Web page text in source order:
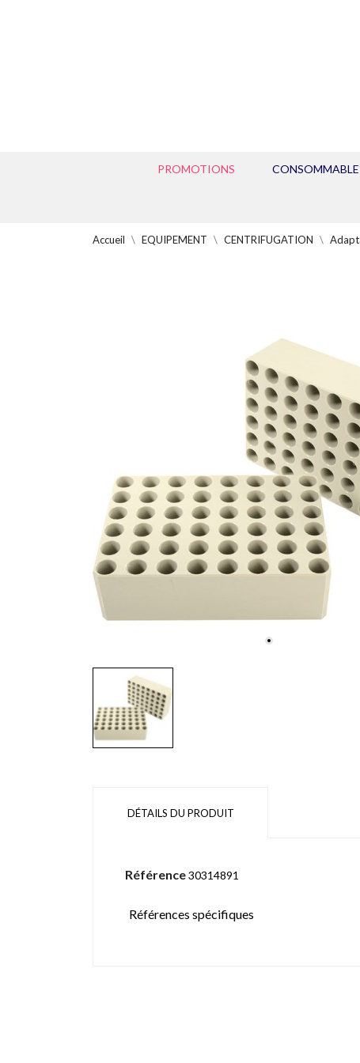
PROMOTIONS CONSOMMABLE
Accueil EQUIPEMENT CENTRIFUGATION
DÉTAILS DU PRODUIT
Référence30314891
Références spécifiques